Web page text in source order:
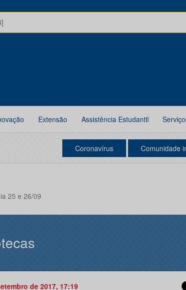
Extensão Assistência Estudantil
Coronavírus Comunidade
25 e 26/09
de 2017, 17:19